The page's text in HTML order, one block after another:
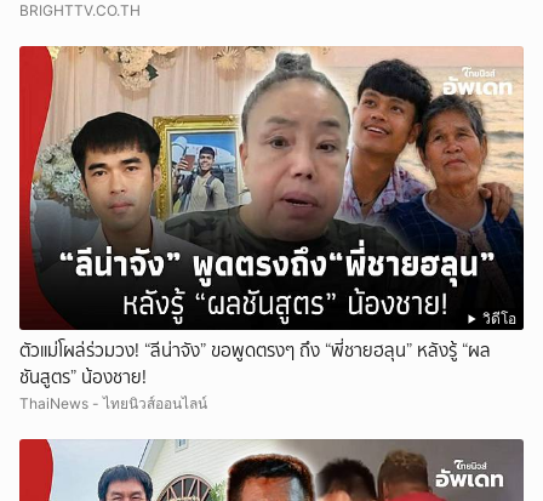
BRIGHTTV.CO.TH
วิดีโอ
ตัวแม่โผล่ร่วมวง! “ลีน่าจัง” ขอพูดตรงๆ ถึง “พี่ชายฮลุน” หลังรู้ “ผล
ชันสูตร” น้องชาย!
ThaiNews - ไทยนิวส์ออนไลน์